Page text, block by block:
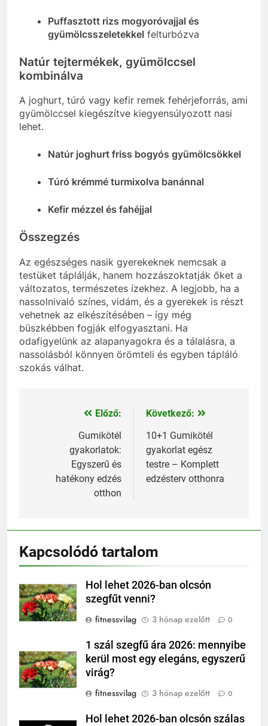
Puffasztott rizs mogyoróvajjal és
gyümölcsszeletekkel felturbózva
Natúr tejtermékek, gyümölccsel
kombinálva
A joghurt, túró vagy kefir remek fehérjeforrás, ami
gyümölccsel kiegészítve kiegyensúlyozott nasi
lehet.
Natúr joghurt friss bogyós gyümölcsökkel
Túró krémmé turmixolva banánnal
Kefir mézzel és fahéjjal
Összegzés
Az egészséges nasik gyerekeknek nemcsak a
testüket táplálják, hanem hozzászoktatják őket a
változatos, természetes ízekhez. A legjobb, ha a
nassolnivaló színes, vidám, és a gyerekek is részt
vehetnek az elkészítésében – így még
büszkébben fogják elfogyasztani. Ha
odafigyelünk az alapanyagokra és a tálalásra, a
nassolásból könnyen örömteli és egyben tápláló
szokás válhat.
Bejegyzés
navigáció
Előző:
Gumikötél
gyakorlatok:
Egyszerű és
hatékony edzés
otthon
Következő:
10+1 Gumikötél
gyakorlat egész
testre – Komplett
edzésterv otthonra
Kapcsolódó tartalom
Hol lehet 2026-ban olcsón
szegfűt venni?
fitnessvilag
3 hónap ezelőtt 0
1 szál szegfű ára 2026: mennyibe
kerül most egy elegáns, egyszerű
virág?
fitnessvilag
3 hónap ezelőtt 0
Hol lehet 2026-ban olcsón szálas